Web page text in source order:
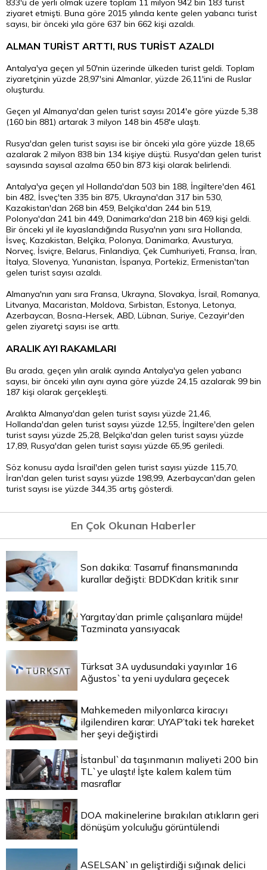
833'ü de yerli olmak üzere toplam 11 milyon 942 bin 183 turist
ziyaret etmişti. Buna göre 2015 yılında kente gelen yabancı turist
sayısı, bir önceki yıla göre 637 bin 662 kişi azaldı.
ALMAN TURİST ARTTI, RUS TURİST AZALDI
Antalya'ya geçen yıl 50'nin üzerinde ülkeden turist geldi. Toplam
ziyaretçinin yüzde 28,97'sini Almanlar, yüzde 26,11'ini de Ruslar
oluşturdu.
Geçen yıl Almanya'dan gelen turist sayısı 2014'e göre yüzde 5,38
(160 bin 881) artarak 3 milyon 148 bin 458'e ulaştı.
Rusya'dan gelen turist sayısı ise bir önceki yıla göre yüzde 18,65
azalarak 2 milyon 838 bin 134 kişiye düştü. Rusya'dan gelen turist
sayısında sayısal azalma 650 bin 873 kişi olarak belirlendi.
Antalya'ya geçen yıl Hollanda'dan 503 bin 188, İngiltere'den 461
bin 482, İsveç'ten 335 bin 875, Ukrayna'dan 317 bin 530,
Kazakistan'dan 268 bin 459, Belçika'dan 244 bin 519,
Polonya'dan 241 bin 449, Danimarka'dan 218 bin 469 kişi geldi.
Bir önceki yıl ile kıyaslandığında Rusya'nın yanı sıra Hollanda,
İsveç, Kazakistan, Belçika, Polonya, Danimarka, Avusturya,
Norveç, İsviçre, Belarus, Finlandiya, Çek Cumhuriyeti, Fransa, İran,
İtalya, Slovenya, Yunanistan, İspanya, Portekiz, Ermenistan'tan
gelen turist sayısı azaldı.
Almanya'nın yanı sıra Fransa, Ukrayna, Slovakya, İsrail, Romanya,
Litvanya, Macaristan, Moldova, Sırbistan, Estonya, Letonya,
Azerbaycan, Bosna-Hersek, ABD, Lübnan, Suriye, Cezayir'den
gelen ziyaretçi sayısı ise arttı.
ARALIK AYI RAKAMLARI
Bu arada, geçen yılın aralık ayında Antalya'ya gelen yabancı
sayısı, bir önceki yılın aynı ayına göre yüzde 24,15 azalarak 99 bin
187 kişi olarak gerçekleşti.
Aralıkta Almanya'dan gelen turist sayısı yüzde 21,46,
Hollanda'dan gelen turist sayısı yüzde 12,55, İngiltere'den gelen
turist sayısı yüzde 25,28, Belçika'dan gelen turist sayısı yüzde
17,89, Rusya'dan gelen turist sayısı yüzde 65,95 geriledi.
Söz konusu ayda İsrail'den gelen turist sayısı yüzde 115,70,
İran'dan gelen turist sayısı yüzde 198,99, Azerbaycan'dan gelen
turist sayısı ise yüzde 344,35 artış gösterdi.
En Çok Okunan Haberler
Son dakika: Tasarruf finansmanında
kurallar değişti: BDDK’dan kritik sınır
Yargıtay’dan primle çalışanlara müjde!
Tazminata yansıyacak
Türksat 3A uydusundaki yayınlar 16
Ağustos`ta yeni uydulara geçecek
Mahkemeden milyonlarca kiracıyı
ilgilendiren karar: UYAP’taki tek hareket
her şeyi değiştirdi
İstanbul`da taşınmanın maliyeti 200 bin
TL`ye ulaştı! İşte kalem kalem tüm
masraflar
DOA makinelerine bırakılan atıkların geri
dönüşüm yolculuğu görüntülendi
ASELSAN`ın geliştirdiği sığınak delici